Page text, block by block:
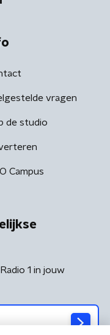
vragen
de studio
Campus
1 in jouw